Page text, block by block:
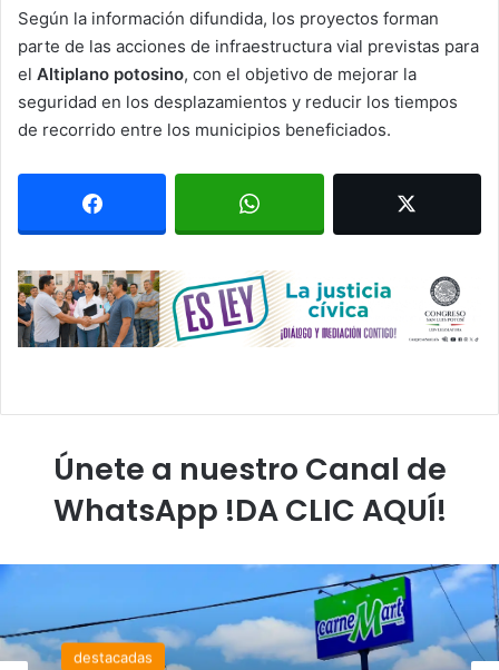
Según la información difundida, los proyectos forman
parte de las acciones de infraestructura vial previstas para
el Altiplano potosino, con el objetivo de mejorar la
seguridad en los desplazamientos y reducir los tiempos
de recorrido entre los municipios beneficiados.
Únete a nuestro Canal de
WhatsApp !DA CLIC AQUÍ!
destacadas